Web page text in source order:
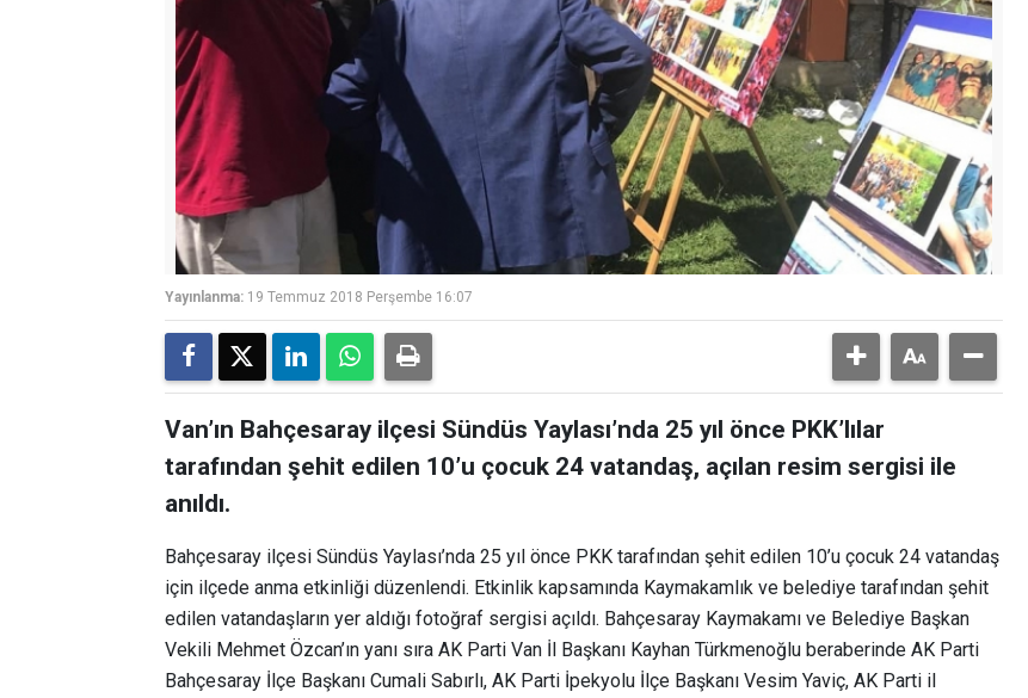
Yayınlanma: 19 Temmuz 2018 Perşembe 16:07
Van’ın Bahçesaray ilçesi Sündüs Yaylası’nda 25 yıl önce PKK’lılar
tarafından şehit edilen 10’u çocuk 24 vatandaş, açılan resim sergisi ile
anıldı.
Bahçesaray ilçesi Sündüs Yaylası’nda 25 yıl önce PKK tarafından şehit edilen 10’u çocuk 24 vatandaş
için ilçede anma etkinliği düzenlendi. Etkinlik kapsamında Kaymakamlık ve belediye tarafından şehit
edilen vatandaşların yer aldığı fotoğraf sergisi açıldı. Bahçesaray Kaymakamı ve Belediye Başkan
Vekili Mehmet Özcan’ın yanı sıra AK Parti Van İl Başkanı Kayhan Türkmenoğlu beraberinde AK Parti
Bahçesaray İlçe Başkanı Cumali Sabırlı, AK Parti İpekyolu İlçe Başkanı Vesim Yaviç, AK Parti il